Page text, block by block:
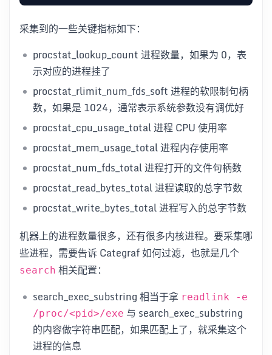
采集到的一些关键指标如下：
procstat_lookup_count 进程数量，如果为 0，表
示对应的进程挂了
procstat_rlimit_num_fds_soft 进程的软限制句柄
数，如果是 1024，通常表示系统参数没有调优好
procstat_cpu_usage_total 进程 CPU 使用率
procstat_mem_usage_total 进程内存使用率
procstat_num_fds_total 进程打开的文件句柄数
procstat_read_bytes_total 进程读取的总字节数
procstat_write_bytes_total 进程写入的总字节数
机器上的进程数量很多，还有很多内核进程。要采集哪
些进程，需要告诉 Categraf 如何过滤，也就是几个
search 相关配置：
search_exec_substring 相当于拿 readlink -e
/proc/<pid>/exe 与 search_exec_substring
的内容做字符串匹配，如果匹配上了，就采集这个
进程的信息